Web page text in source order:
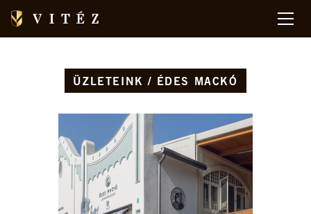
ÜZLETEINK / ÉDES MACKÓ